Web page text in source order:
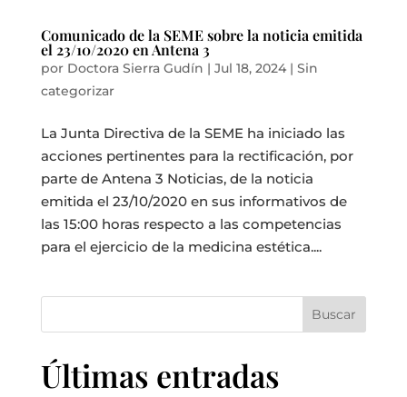
Comunicado de la SEME sobre la noticia emitida
el 23/10/2020 en Antena 3
por Doctora Sierra Gudín | Jul 18, 2024| Sin
categorizar
La Junta Directiva de la SEME ha iniciado las
acciones pertinentes para la rectificación, por
parte de Antena 3 Noticias, de la noticia
emitida el 23/10/2020 en sus informativos de
las 15:00 horas respecto a las competencias
para el ejercicio de la medicina estética....
Buscar
Últimas entradas